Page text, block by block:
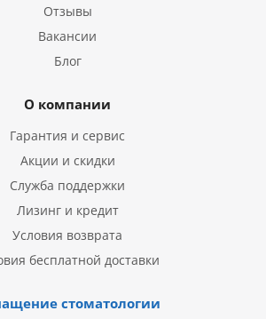
Отзывы
Вакансии
Блог
О компании
Гарантия и сервис
Акции и скидки
Служба поддержки
Лизинг и кредит
Условия возврата
бесплатной доставки
стоматологии